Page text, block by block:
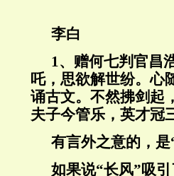
李白
1、赠何七判官昌
吒，思欲解世纷。心
诵古文。不然拂剑起
夫子今管乐，英才冠
有言外之意的，
如果说“长风”吸